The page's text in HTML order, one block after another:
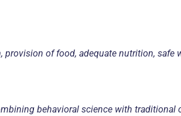
of food, adequate nutrition, safe
behavioral science with traditional